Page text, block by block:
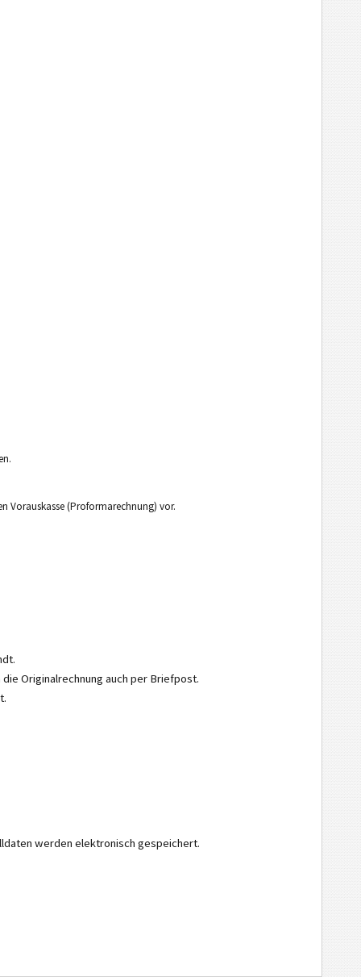
Vorauskasse (Proformarechnung) vor.
Originalrechnung auch per Briefpost.
werden elektronisch gespeichert.